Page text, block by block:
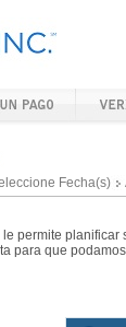
Fecha(s)
permite
para que